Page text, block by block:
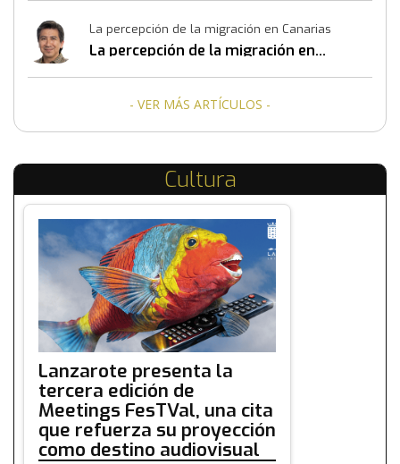
La percepción de la migración en Canarias
La percepción de la migración en
- VER MÁS ARTÍCULOS -
Cultura
Lanzarote presenta la
tercera edición de
Meetings FesTVal, una cita
que refuerza su proyección
como destino audiovisual